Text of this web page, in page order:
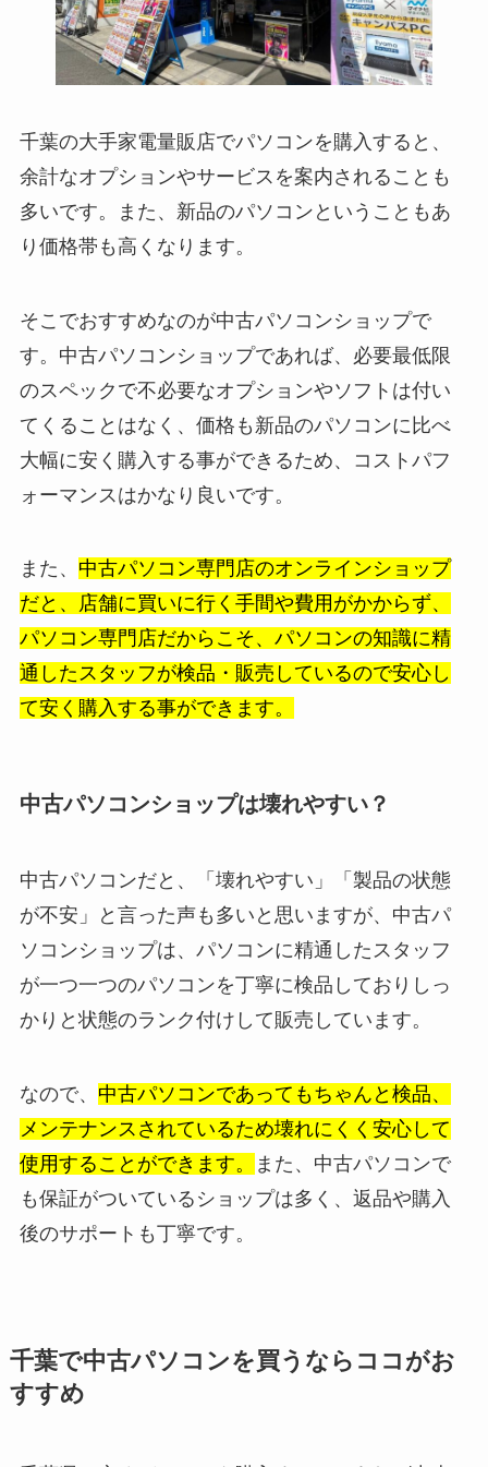
千葉の大手家電量販店でパソコンを購入すると、
余計なオプションやサービスを案内されることも
多いです。また、新品のパソコンということもあ
り価格帯も高くなります。
そこでおすすめなのが中古パソコンショップで
す。中古パソコンショップであれば、必要最低限
のスペックで不必要なオプションやソフトは付い
てくることはなく、価格も新品のパソコンに比べ
大幅に安く購入する事ができるため、コストパフ
ォーマンスはかなり良いです。
また、 中古パソコン専門店のオンラインショップ
だと、店舗に買いに行く手間や費用がかからず、
パソコン専門店だからこそ、パソコンの知識に精
通したスタッフが検品・販売しているので安心し
て安く購入する事ができます。
中古パソコンショップは壊れやすい？
中古パソコンだと、「壊れやすい」「製品の状態
が不安」と言った声も多いと思いますが、中古パ
ソコンショップは、パソコンに精通したスタッフ
が一つ一つのパソコンを丁寧に検品しておりしっ
かりと状態のランク付けして販売しています。
なので、 中古パソコンであってもちゃんと検品、
メンテナンスされているため壊れにくく安心して
使用することができます。
また、中古パソコンで
も保証がついているショップは多く、返品や購入
後のサポートも丁寧です。
千葉で中古パソコンを買うならココがお
すすめ